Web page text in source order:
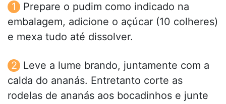
Prepare o pudim como indicado na
embalagem, adicione o açúcar (10 colheres)
e mexa tudo até dissolver.
Leve a lume brando, juntamente com a
calda do ananás. Entretanto corte as
rodelas de ananás aos bocadinhos e junte